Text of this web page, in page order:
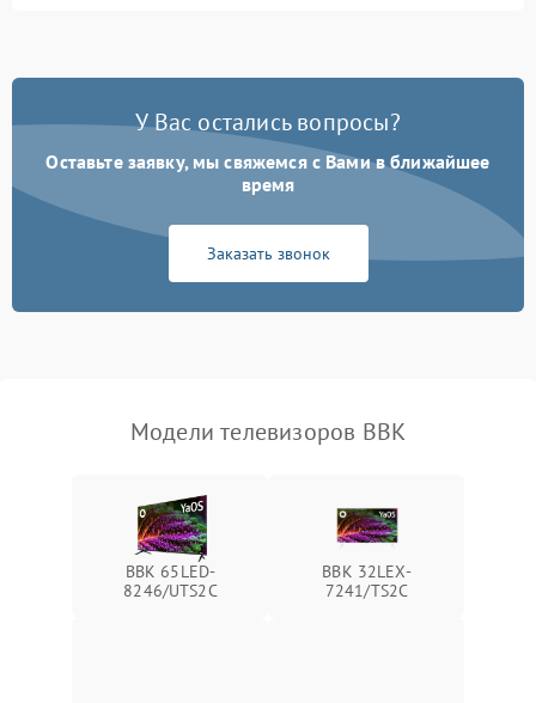
Сеть и подключения
Аудио
Сетевая
У Вас остались вопросы?
Оставьте заявку, мы свяжемся с Вами в ближайшее
время
Заказать звонок
Модели телевизоров BBK
BBK 65LED-
8246/UTS2C
BBK 32LEX-
7241/TS2C